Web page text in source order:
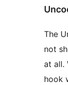
The
not
at all.
hook